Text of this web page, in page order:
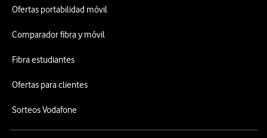
Ofertas portabilidad móvil
Comparador fibra y móvil
Fibra estudiantes
Ofertas para clientes
Sorteos Vodafone